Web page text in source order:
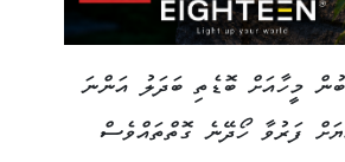
މީހާއަށް ބޮޑެތި ބަދަލު އަންނަ
ފަރުވާ ހޯދޭނެ ގޮތްތައްވެސް